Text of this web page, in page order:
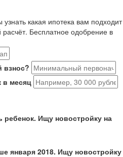
узнать какая ипотека вам подходит
Бесплатное одобрение в
взнос?
в месяц
ребенок. Ищу новостройку на
января 2018. Ищу новостройку